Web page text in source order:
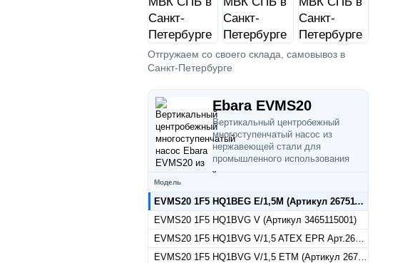
Отгружаем со своего склада, самовывоз в
Санкт-Петербурге
Ebara EVMS20
Вертикальный центробежный
многоступенчатый насос из
нержавеющей стали для
промышленного использования
Модель
EVMS20 1F5 HQ1BEG E/1,5M (Артикул 26751140010)
EVMS20 1F5 HQ1BVG V (Артикул 3465115001)
EVMS20 1F5 HQ1BVG V/1,5 ATEX EPR Арт.26751150017
EVMS20 1F5 HQ1BVG V/1,5 ETM (Артикул 26751150015)